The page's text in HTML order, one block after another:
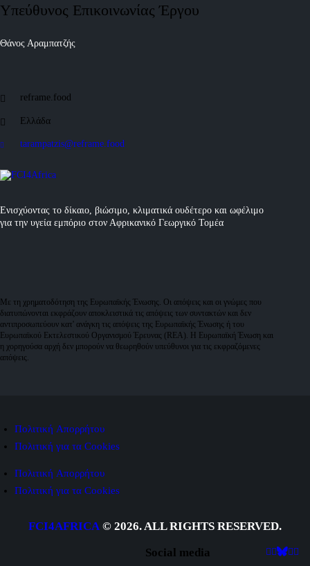
Ενισχύοντας το δίκαιο, βιώσιμο, κλιματικά ουδέτερο και ωφέλιμο
για την υγεία εμπόριο στον Αφρικανικό Γεωργικό Τομέα
Με τη χρηματοδότηση της Ευρωπαϊκής Ένωσης. Οι απόψεις και οι γνώμες που
διατυπώνονται εκφράζουν αποκλειστικά τις απόψεις των συντακτών και δεν
αντιπροσωπεύουν κατ' ανάγκη τις απόψεις της Ευρωπαϊκής Ένωσης ή του
Ευρωπαϊκού Εκτελεστικού Οργανισμού Έρευνας (REA). Η Ευρωπαϊκή Ένωση και
η χορηγούσα αρχή δεν μπορούν να θεωρηθούν υπεύθυνοι για τις εκφραζόμενες
απόψεις.
Υπεύθυνος Επικοινωνίας Έργου
Θάνος Αραμπατζής
reframe.food
Ελλάδα
tarampatzis@reframe.food
Πολιτική Aπορρήτου
Πολιτική για τα Cookies
Πολιτική Aπορρήτου
Πολιτική για τα Cookies
FCI4AFRICA © 2026. ALL RIGHTS RESERVED.
Social media